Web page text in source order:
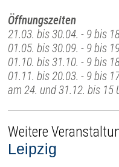
Öffnungszeiten
21.03. bis 30.04. - 9 bis
01.05. bis 30.09. - 9 bis
01.10. bis 31.10. - 9 bis
01.11. bis 20.03. - 9 bis
am 24. und 31.12. bis 15
Weitere
Leipzig